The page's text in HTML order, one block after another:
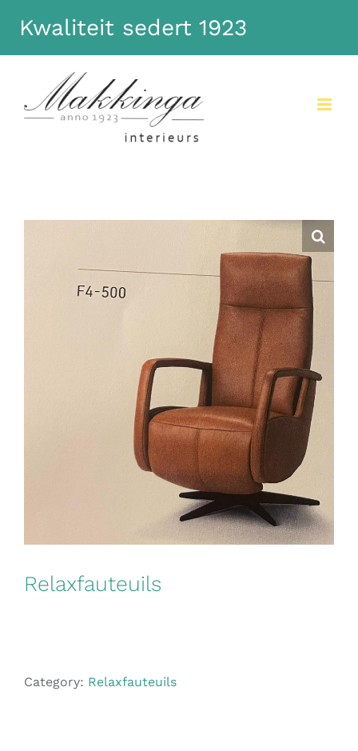
Relaxfauteuils
Category: Relaxfauteuils
Kwaliteit sedert 1923